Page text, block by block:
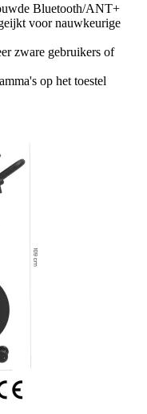
Bluetooth/ANT+
voor nauwkeurige
zware gebruikers of
op het toestel